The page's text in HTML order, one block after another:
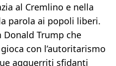
al Cremlino e nella
parola ai popoli liberi.
Donald Trump che
con l’autoritarismo
agguerriti sfidanti